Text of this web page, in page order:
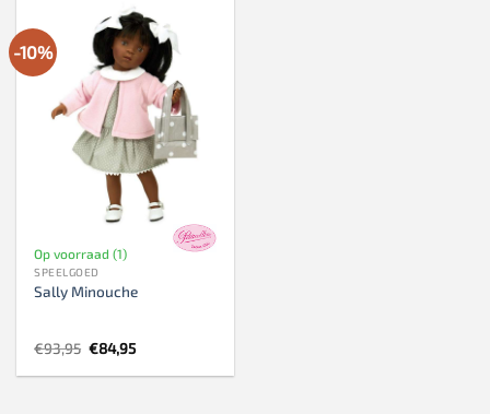
-10%
Op voorraad (1)
SPEELGOED
Sally Minouche
€93,95 Oorspronkelijke
prijs
was:
€84,95Huidige
is: